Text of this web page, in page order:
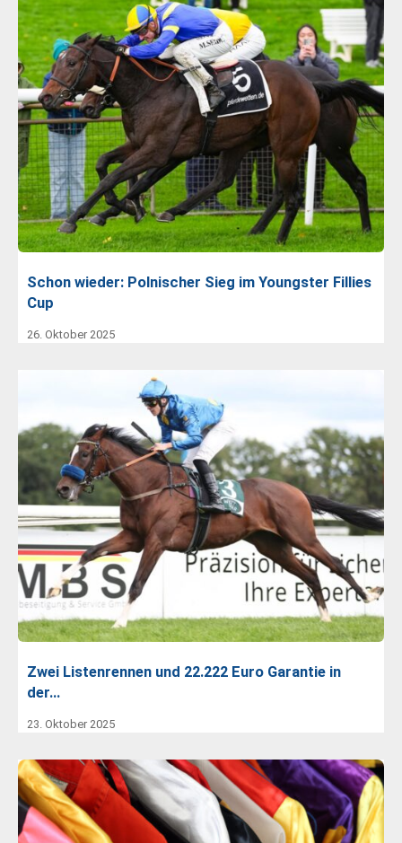
Schon wieder: Polnischer Sieg im Youngster Fillies
Cup
26. Oktober 2025
Zwei Listenrennen und 22.222 Euro Garantie in
der…
23. Oktober 2025